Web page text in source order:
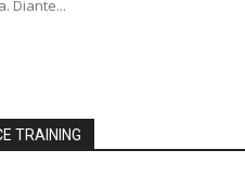
Diante...
TRAINING